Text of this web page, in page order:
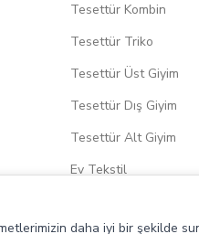
Tesettür Kombin
Tesettür Triko
Tesettür Üst Giyim
Tesettür Dış Giyim
Tesettür Alt Giyim
Ev Tekstil
daha iyi bir şekilde